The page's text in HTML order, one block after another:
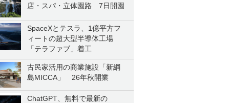
店・スパ・立体園路 7日開園
SpaceXとテスラ、1億平方フ
ィートの超大型半導体工場
「テラファブ」着工
古民家活用の商業施設「新綱
島MICCA」 26年秋開業
ChatGPT、無料で最新の